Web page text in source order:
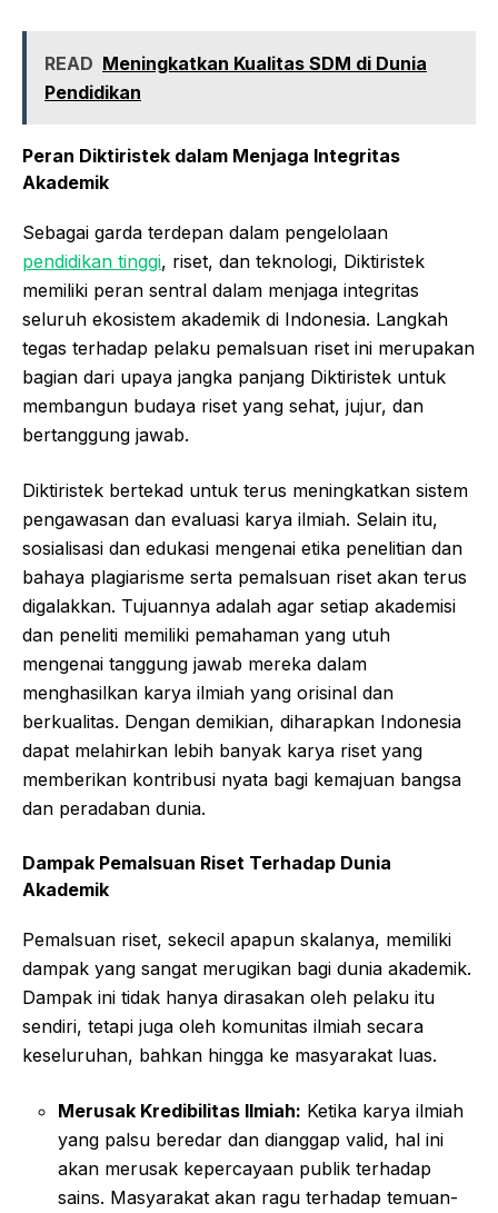
READ Meningkatkan Kualitas SDM di Dunia
Pendidikan
Peran Diktiristek dalam Menjaga Integritas
Akademik
Sebagai garda terdepan dalam pengelolaan
pendidikan tinggi, riset, dan teknologi, Diktiristek
memiliki peran sentral dalam menjaga integritas
seluruh ekosistem akademik di Indonesia. Langkah
tegas terhadap pelaku pemalsuan riset ini merupakan
bagian dari upaya jangka panjang Diktiristek untuk
membangun budaya riset yang sehat, jujur, dan
bertanggung jawab.
Diktiristek bertekad untuk terus meningkatkan sistem
pengawasan dan evaluasi karya ilmiah. Selain itu,
sosialisasi dan edukasi mengenai etika penelitian dan
bahaya plagiarisme serta pemalsuan riset akan terus
digalakkan. Tujuannya adalah agar setiap akademisi
dan peneliti memiliki pemahaman yang utuh
mengenai tanggung jawab mereka dalam
menghasilkan karya ilmiah yang orisinal dan
berkualitas. Dengan demikian, diharapkan Indonesia
dapat melahirkan lebih banyak karya riset yang
memberikan kontribusi nyata bagi kemajuan bangsa
dan peradaban dunia.
Dampak Pemalsuan Riset Terhadap Dunia
Akademik
Pemalsuan riset, sekecil apapun skalanya, memiliki
dampak yang sangat merugikan bagi dunia akademik.
Dampak ini tidak hanya dirasakan oleh pelaku itu
sendiri, tetapi juga oleh komunitas ilmiah secara
keseluruhan, bahkan hingga ke masyarakat luas.
Merusak Kredibilitas Ilmiah: Ketika karya ilmiah
yang palsu beredar dan dianggap valid, hal ini
akan merusak kepercayaan publik terhadap
sains. Masyarakat akan ragu terhadap temuan-